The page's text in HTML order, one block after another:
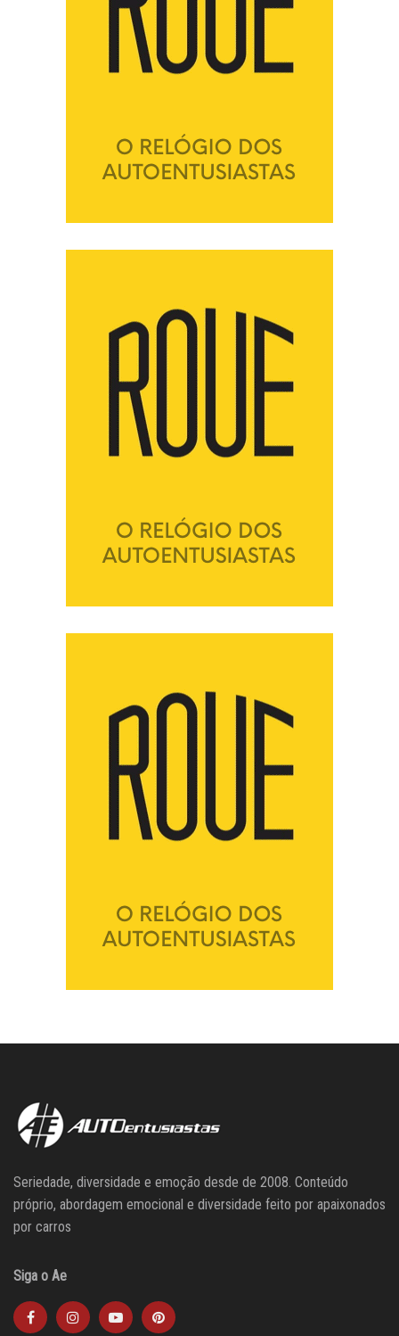
Seriedade, diversidade e emoção desde de 2008. Conteúdo
próprio, abordagem emocional e diversidade feito por apaixonados
por carros
Siga o Ae